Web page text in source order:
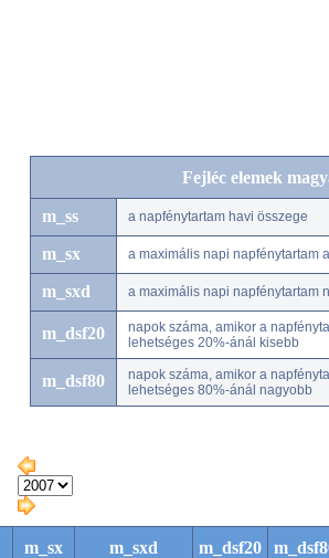
Fejléc elemek
m_ss a napfénytartam havi összege
m_sx a maximális napi napfénytartam
m_sxd a maximális napi napfénytartam
m_dsf20
napok száma, amikor a
lehetséges 20%-ánál kisebb
m_dsf80
napok száma, amikor a
lehetséges 80%-ánál nagyobb
m_sx m_sxd m_dsf20